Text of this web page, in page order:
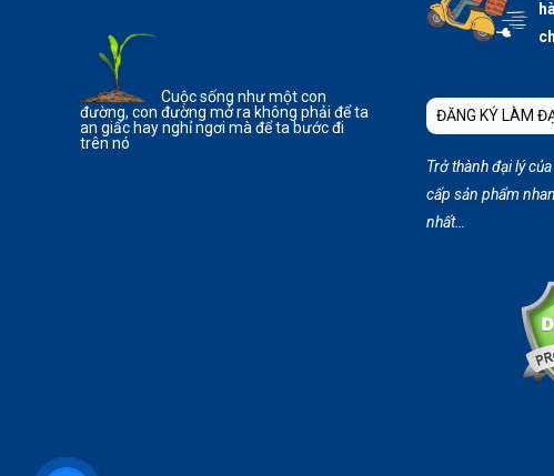
Cuộc sống như một con
đường, con đường mở ra không phải để ta
an giấc hay nghỉ ngơi mà để ta bước đi
trên nó
ĐĂNG KÝ LÀM
Trở thành đại lý
cấp sản phẩm
nhất…